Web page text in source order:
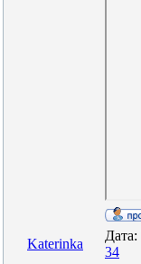
Katerinka
34